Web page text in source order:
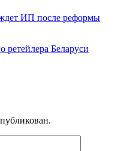
ИП после реформы
ретейлера Беларуси